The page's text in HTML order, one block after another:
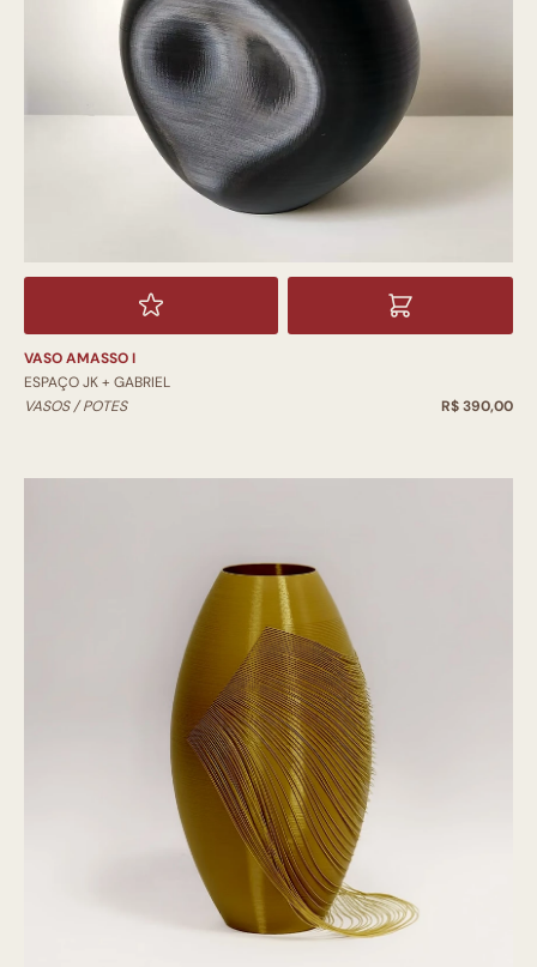
VASO AMASSO I
ESPAÇO JK + GABRIEL
VASOS / POTES
R$ 390,00